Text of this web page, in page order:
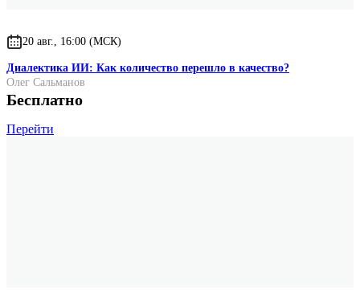
20 авг., 16:00 (МСК)
Диалектика ИИ: Как количество перешло в качество?
Олег Сальманов
Бесплатно
Перейти